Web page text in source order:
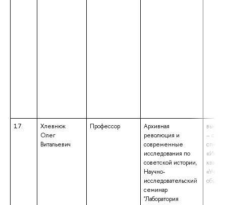
17.
Хлевнюк
Олег
Витальевич
Профессор
Архивная
революция и
современные
исследования по
советской истории,
Научно-
исследовательский
семинар
"Лаборатория
–